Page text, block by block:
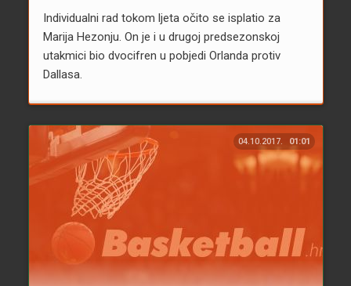
Individualni rad tokom ljeta očito se isplatio za
Marija Hezonju. On je i u drugoj predsezonskoj
utakmici bio dvocifren u pobjedi Orlanda protiv
Dallasa.
04.10.2017. 01:01